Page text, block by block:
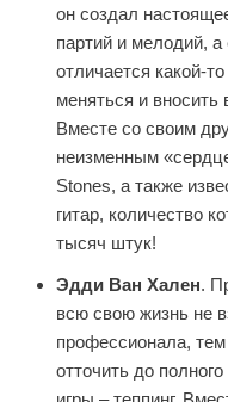
он создал
партий и мелодий, а
отличается какой-
меняться и вносить
Вместе со своим
неизменным
Stones, а также
гитар, количество
тысяч штук!
Эдди Ван Хален.
всю свою жизнь не
профессионала,
отточить до